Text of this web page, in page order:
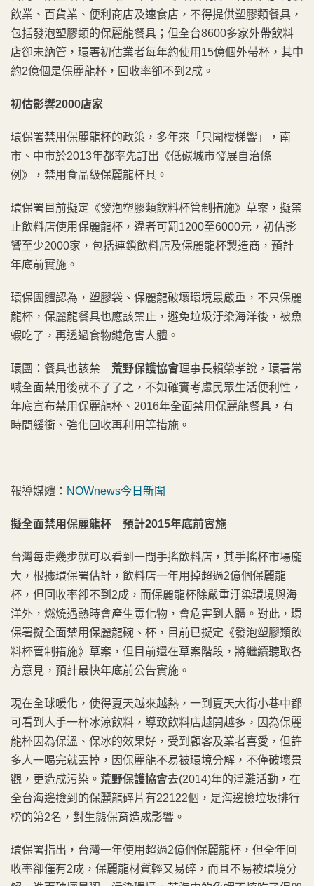
飲業、百貨業、便利商店及速食店，不得提供塑膠類餐具，
包括發泡塑膠類的保麗龍餐具；但全台8600多家外帶飲料
店卻未納管，環署初估業者每年約使用15億個外帶杯，其中
約2億個是保麗龍杯，回收率卻不到2成。
初估影響2000店家
環保署禁用保麗龍杯的政策，多年來「只聞樓梯響」，南
市、中市於2013年都率先訂出《低碳城市發展自治條
例》，禁用食品級保麗龍杯具。
環保署目前擬定《發泡塑膠類飲料杯管制措施》草案，擬禁
止飲料店使用保麗龍杯，違者可罰1200至6000元，初估影
響至少2000家，包括連鎖飲料店及保麗龍杯製造商，預計
年底前實施。
環保團體認為，塑膠袋、保麗龍破壞環境最嚴重，不只保麗
龍杯，保麗龍餐具也應該禁止，避免垃圾汙染海洋後，被魚
蝦吃了，再透過食物鏈危害人體。
環團：餐具也該禁 荒野保護協會理事長賴榮孝說，環署常
喊全面禁用後就不了了之，不如確實考慮民眾生活便利性，
年底宣布禁用保麗龍杯、2016年全面禁用保麗龍餐具，有
時間緩衝、強化回收再利用等措施。
報導媒體： NOWnews今日新聞
擬全面禁用保麗龍杯 預計2015年底前實施
台灣每走幾步就可以看到一間手搖飲料店，其手搖杯市場龐
大，根據環保署估計，飲料店一年用掉超過2億個保麗龍
杯，但回收率卻不到2成，而保麗龍杯除嚴重汙染環境與海
洋外，燃燒遇熱時會產生毒化物，會危害到人體。對此，環
保署擬全面禁用保麗龍碗、杯，目前已擬定《發泡塑膠類飲
料杯管制措施》草案，但目前還在草案階段，將繼續聽取各
方意見，預計最快年底前公告實施。
現在全球暖化，使得夏天越來越熱，一到夏天大街小巷中都
可看到人手一杯冰涼飲料，導致飲料店越開越多，因為保麗
龍杯因為保溫、保冰的效果好，受到顧客及業者喜愛，但許
多人一喝完就丟掉，因保麗龍不易被環境分解，不僅破壞景
觀，更造成污染。 荒野保護協會去(2014)年的淨灘活動，在
全台海邊撿到的保麗龍碎片有22122個，是海邊撿垃圾排行
榜的第2名，對生態保育造成影響。
環保署指出，台灣一年使用超過2億個保麗龍杯，但全年回
收率卻僅有2成，保麗龍材質輕又易碎，而且不易被環境分